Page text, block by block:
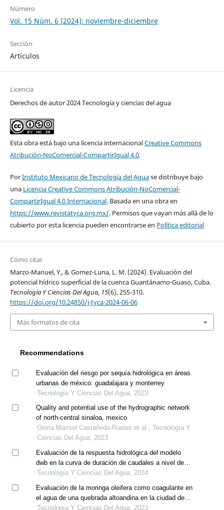
Número
Vol. 15 Núm. 6 (2024): noviembre-diciembre
Sección
Artículos
Licencia
Derechos de autor 2024 Tecnología y ciencias del agua
Esta obra está bajo una licencia internacionalCreative Commons
Atribución-NoComercial-CompartirIgual 4.0.
PorInstituto Mexicano de Tecnología del Aguase distribuye bajo
una Licencia Creative Commons Atribución-NoComercial-
CompartirIgual 4.0 Internacional. Basada en una obra en
https://www.revistatyca.org.mx/. Permisos que vayan más allá de lo
cubierto por esta licencia pueden encontrarse en Política editorial
Cómo citar
Marzo-Manuel, Y., & Gomez-Luna, L. M. (2024). Evaluación del
potencial hídrico superficial de la cuenca Guantánamo-Guaso, Cuba.
Tecnología Y Ciencias Del Agua, 15(6), 255-310.
https://doi.org/10.24850/j-tyca-2024-06-06
Más formatos de cita
Recommendations
Evaluación del riesgo por sequía hidrológica en áreas
urbanas de méxico: guadalajara y monterrey
Tecnología Y Ciencias Del Agua, 2023
Quality and potential use of the hydrographic network
of north-central sinaloa, mexico
Gloria Marisol Castañeda-Ruelas et al., Tecnología Y
Ciencias Del Agua, 2023
Evaluación de la respuesta hidrológica del modelo
dwb en la curva de duración de caudales a nivel de
cuenca y microcuenca, caso de estudio la cuenca del
Tecnología Y Ciencias Del Agua, 2024
Evaluación de la moringa oleifera como coagulante en
el agua de una quebrada altoandina en la ciudad de
huancavelica, perú
Tecnología Y Ciencias Del Agua, 2023